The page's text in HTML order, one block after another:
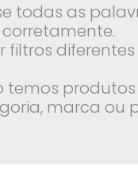
todas as
filtros
temos
marca ou